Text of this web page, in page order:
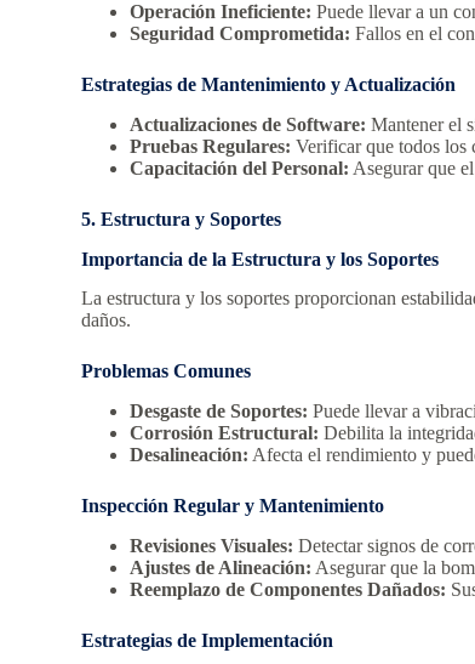
Operación Ineficiente: Puede llevar a un
Seguridad Comprometida: Fallos en el
Estrategias de Mantenimiento y Actualización
Actualizaciones de Software: Mantener el
Pruebas Regulares: Verificar que todos los
Capacitación del Personal: Asegurar que
5. Estructura y Soportes
Importancia de la Estructura y los Soportes
La estructura y los soportes proporcionan
daños.
Problemas Comunes
Desgaste de Soportes: Puede llevar a
Corrosión Estructural: Debilita la
Desalineación: Afecta el rendimiento y
Inspección Regular y Mantenimiento
Revisiones Visuales: Detectar signos de
Ajustes de Alineación: Asegurar que la
Reemplazo de Componentes Dañados:
Estrategias de Implementación